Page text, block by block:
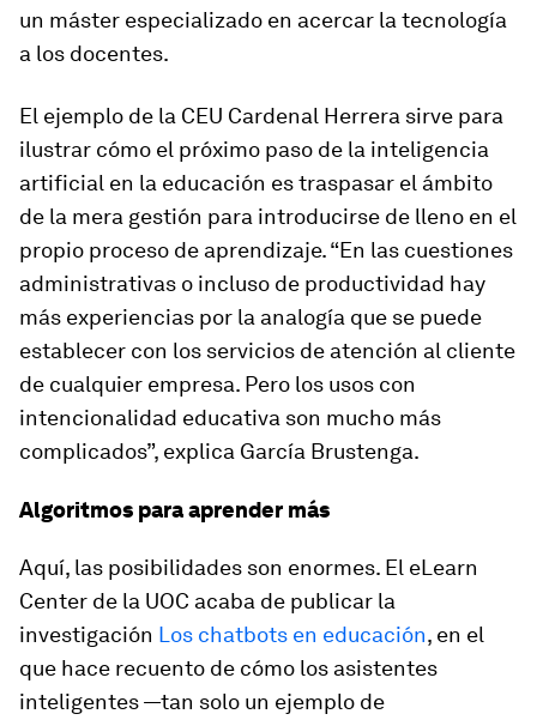
un máster especializado en acercar la tecnología
a los docentes.
El ejemplo de la CEU Cardenal Herrera sirve para
ilustrar cómo el próximo paso de la inteligencia
artificial en la educación es traspasar el ámbito
de la mera gestión para introducirse de lleno en el
propio proceso de aprendizaje. “En las cuestiones
administrativas o incluso de productividad hay
más experiencias por la analogía que se puede
establecer con los servicios de atención al cliente
de cualquier empresa. Pero los usos con
intencionalidad educativa son mucho más
complicados”, explica García Brustenga.
Algoritmos para aprender más
Aquí, las posibilidades son enormes. El eLearn
Center de la UOC acaba de publicar la
investigación Los chatbots en educación, en el
que hace recuento de cómo los asistentes
inteligentes —tan solo un ejemplo de